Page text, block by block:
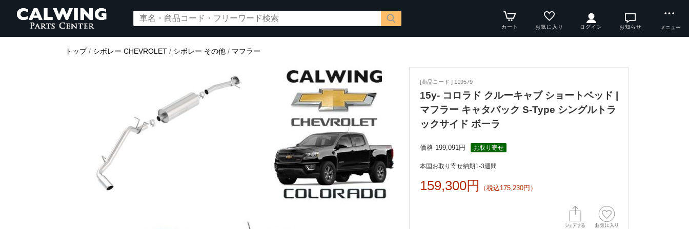
カート お気に入り ログイン お知らせ メニュー
トップ/ シボレー CHEVROLET / シボレー その他 / マフラー
[商品コード ] 119579
15y- コロラド クルーキャブ ショートベッド |
マフラー キャタバック S-Type シングルトラ
ックサイド ボーラ
価格 199,091円 お取り寄せ
本国お取り寄せ納期1-3週間
159,300円 （税込175,230円）